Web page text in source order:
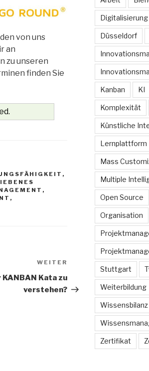
von uns
an
zu unseren
finden Sie
,
,
,
Nächster
Beitrag
WEITER
Kata zu
verstehen?
Digitalisierung
Düsseldorf
Kanban KI
Komplexität
Künstliche
Lernplattform
Mass
Multiple
Open Source
Organisation
Stuttgart
Weiterbildung
Wissensbilanz
Zertifikat